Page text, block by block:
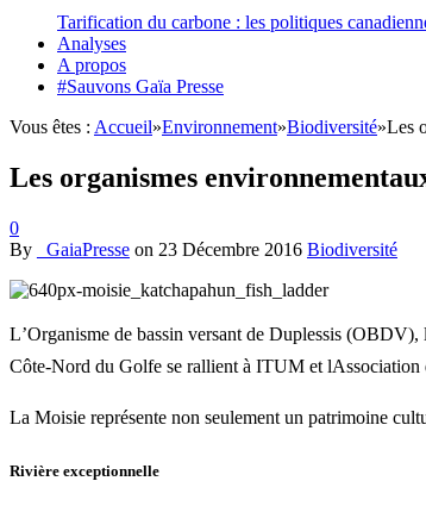
Tarification du carbone : les politiques
Analyses
A propos
#Sauvons Gaïa Presse
Vous êtes : Accueil»Environnement»Biodiversité»Les
Les organismes
0
By
_GaiaPresse on 23 Décembre 2016 Biodiversité
L’Organisme de bassin versant de Duplessis
Côte-Nord du Golfe se rallient à ITUM et
La Moisie représente non seulement un patrimoine
Rivière exceptionnelle